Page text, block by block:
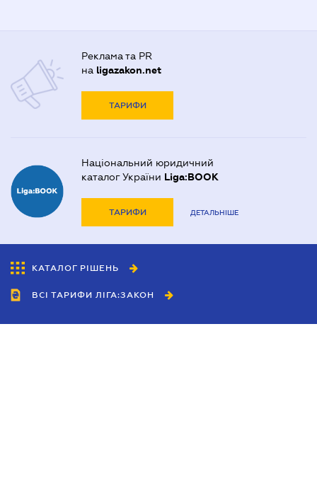
Реклама та PR
на ligazakon.net
ТАРИФИ
Національний юридичний
каталог України Liga:BOOK
ТАРИФИ ДЕТАЛЬНІШЕ
КАТАЛОГ РІШЕНЬ
ВСІ ТАРИФИ ЛІГА:ЗАКОН